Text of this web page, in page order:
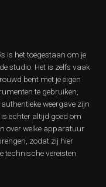
is het toegestaan om je
studio. Het is zelfs vaak
bent met je eigen
te gebruiken,
weergave zijn
echter altijd goed om
over welke apparatuur
zodat zij hier
technische vereisten